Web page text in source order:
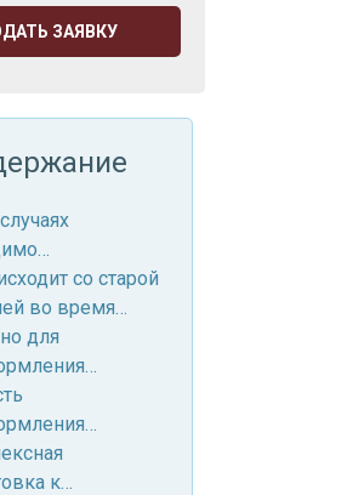
ЗАЯВКУ
ТОМИ?
со старой
во время
для
ТОМИ?
ТОМИ
к